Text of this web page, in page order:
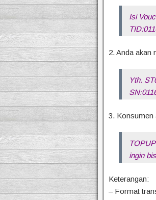
Isi
2. Anda akan
Yth.
3. Konsumen
ingin
Keterangan:
– Format